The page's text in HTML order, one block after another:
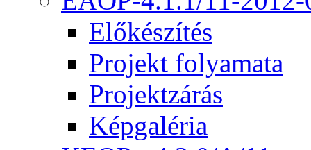
Előkészítés
Projekt folyamata
Projektzárás
Képgaléria